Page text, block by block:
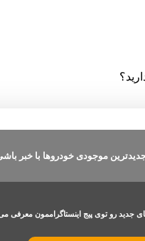
موجودی خودروها با خبر
جدید رو توی پیج اینستاگراممون معرفی